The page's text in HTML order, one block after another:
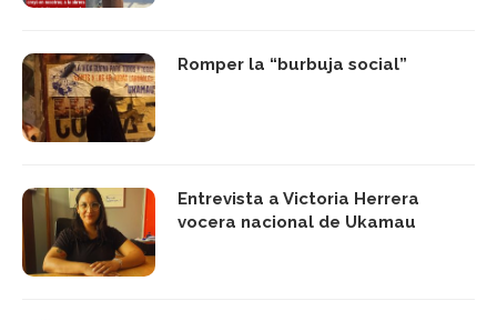
Romper la “burbuja social”
Entrevista a Victoria Herrera
vocera nacional de Ukamau